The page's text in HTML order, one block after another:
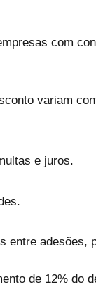
com
variam
e juros.
entre adesões,
de 12% do